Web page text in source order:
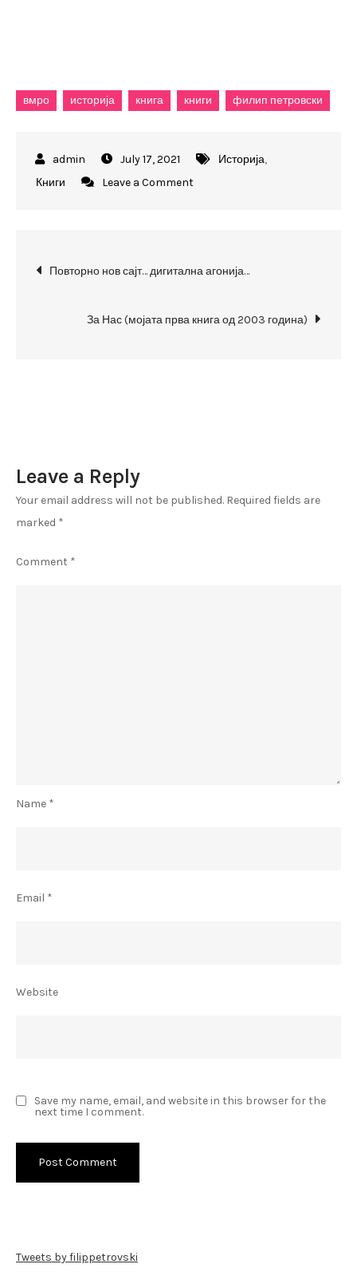
вмро историја книга книги филип петровски
July 17, 2021 Историја,
Книги
Leave a Comment
нас
втора
Post
navigation
Повторно нов сајт… дигитална агонија…
За Нас (мојата прва книга од 2003 година)
Leave a Reply
Your email address will not be published. Required fields are
marked *
Comment *
Name *
Email *
Website
Save my name, email, and website in this browser for the
next time I comment.
Tweets by filippetrovski